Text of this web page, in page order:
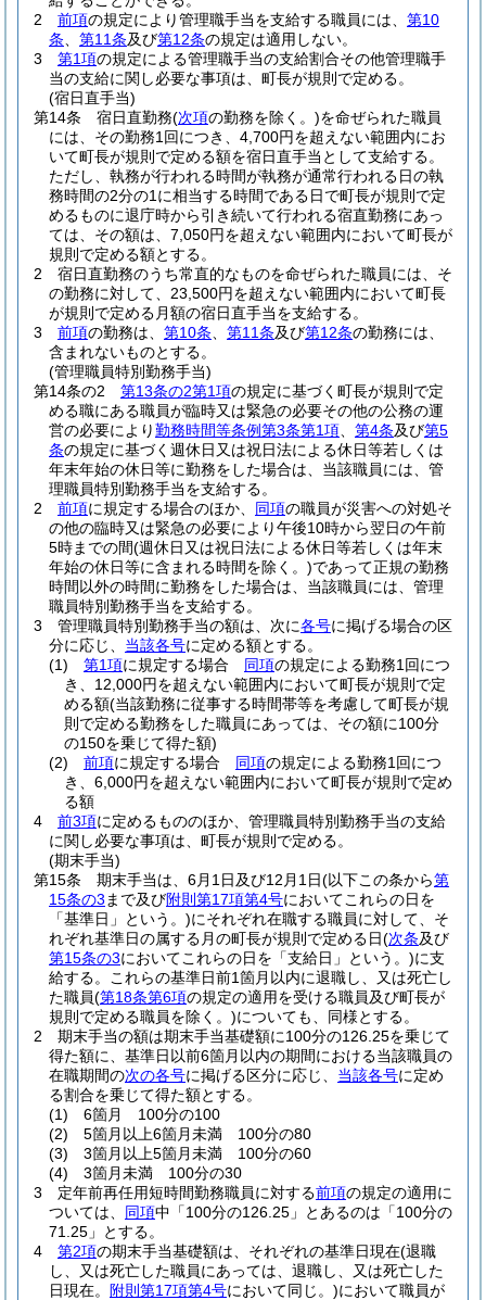
2
前項の規定により管理職手当を支給する職員には、 第10
条
第11条及び第12条の規定は適用しない。
3
第1項の規定による管理職手当の支給割合その他管理職手
当の支給に関し必要な事項は、町長が規則で定める。
(宿日直手当)
第14条
宿日直勤務(次項の勤務を除く。)を命ぜられた職員
には、その勤務1回につき、4,700円を超えない範囲内にお
いて町長が規則で定める額を宿日直手当として支給する。
ただし、執務が行われる時間が執務が通常行われる日の執
務時間の2分の1に相当する時間である日で町長が規則で定
めるものに退庁時から引き続いて行われる宿直勤務にあっ
ては、その額は、7,050円を超えない範囲内において町長が
規則で定める額とする。
2
宿日直勤務のうち常直的なものを命ぜられた職員には、そ
の勤務に対して、23,500円を超えない範囲内において町長
が規則で定める月額の宿日直手当を支給する。
3
前項の勤務は、 第10条 第11条及び第12条の勤務には、
含まれないものとする。
(管理職員特別勤務手当)
第14条の2
第13条の2第1項の規定に基づく町長が規則で定
める職にある職員が臨時又は緊急の必要その他の公務の運
営の必要により勤務時間等条例第3条第1項 第4条及び第5
条の規定に基づく週休日又は祝日法による休日等若しくは
年末年始の休日等に勤務をした場合は、当該職員には、管
理職員特別勤務手当を支給する。
2
前項に規定する場合のほか、 同項の職員が災害への対処そ
の他の臨時又は緊急の必要により午後10時から翌日の午前
5時までの間(週休日又は祝日法による休日等若しくは年末
年始の休日等に含まれる時間を除く。)であって正規の勤務
時間以外の時間に勤務をした場合は、当該職員には、管理
職員特別勤務手当を支給する。
3
管理職員特別勤務手当の額は、次に各号に掲げる場合の区
分に応じ、 当該各号に定める額とする。
(1)
第1項に規定する場合 同項の規定による勤務1回につ
き、12,000円を超えない範囲内において町長が規則で定
める額(当該勤務に従事する時間帯等を考慮して町長が規
則で定める勤務をした職員にあっては、その額に100分
の150を乗じて得た額)
(2)
前項に規定する場合 同項の規定による勤務1回につ
き、6,000円を超えない範囲内において町長が規則で定め
る額
4
前3項に定めるもののほか、管理職員特別勤務手当の支給
に関し必要な事項は、町長が規則で定める。
(期末手当)
第15条
期末手当は、6月1日及び12月1日(以下この条から第
15条の3 まで及び附則第17項第4号においてこれらの日を
「基準日」という。)にそれぞれ在職する職員に対して、そ
れぞれ基準日の属する月の町長が規則で定める日(次条及び
第15条の3においてこれらの日を「支給日」という。)に支
給する。
これらの基準日前1箇月以内に退職し、又は死亡し
た職員(第18条第6項の規定の適用を受ける職員及び町長が
規則で定める職員を除く。)についても、同様とする。
2
期末手当の額は期末手当基礎額に100分の126.25を乗じて
得た額に、基準日以前6箇月以内の期間における当該職員の
在職期間の次の各号に掲げる区分に応じ、 当該各号に定め
る割合を乗じて得た額とする。
(1)
6箇月 100分の100
(2)
5箇月以上6箇月未満 100分の80
(3)
3箇月以上5箇月未満 100分の60
(4)
3箇月未満 100分の30
3
定年前再任用短時間勤務職員に対する前項の規定の適用に
ついては、 同項中「100分の126.25」とあるのは「100分の
71.25」とする。
4
第2項の期末手当基礎額は、それぞれの基準日現在(退職
し、又は死亡した職員にあっては、退職し、又は死亡した
日現在。
附則第17項第4号において同じ。)において職員が